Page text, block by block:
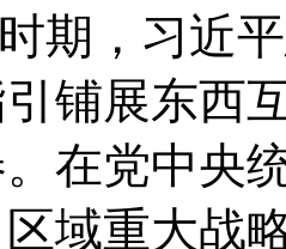
期，习近
铺展东西
在党中央
域重大战